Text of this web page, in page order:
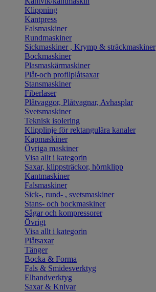
Klippning
Kantpress
Falsmaskiner
Rundmaskiner
Sickmaskiner , Krymp & sträckmaskiner
Bockmaskiner
Plasmaskärmaskiner
Plåt-och profilplåtsaxar
Stansmaskiner
Fiberlaser
Plåtvaggor, Plåtvagnar, Avhasplar
Svetsmaskiner
Teknisk isolering
Klipplinje för rektangulära kanaler
Kapmaskiner
Övriga maskiner
Visa allt i kategorin
Saxar, klippsträckor, hörnklipp
Kantmaskiner
Falsmaskiner
Sick-, rund- , svetsmaskiner
Stans- och bockmaskiner
Sågar och kompressorer
Övrigt
Visa allt i kategorin
Plåtsaxar
Tänger
Bocka & Forma
Fals & Smidesverktyg
Elhandverktyg
Saxar & Knivar